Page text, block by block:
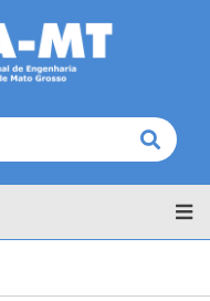
Buscar